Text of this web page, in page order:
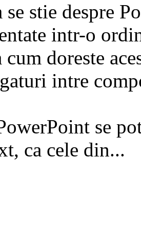
se stie despre
intr-o
cum doreste
intre
se
ca cele din...